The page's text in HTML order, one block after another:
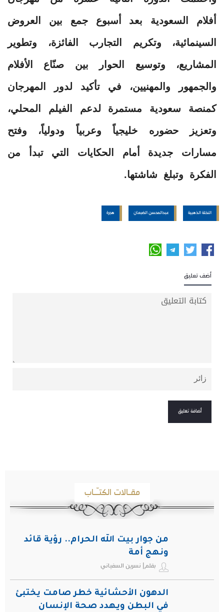
أفلام السعودية بعد أسبوع جمع بين العروض
السينمائية، وتكريم التجارب الفائزة، وتطوير
المشاريع، وتوسيع الحوار بين صنّاع الأفلام
والجمهور والمهنيين، في تأكيد لدور المهرجان
كمنصة سعودية مستمرة لدعم الفيلم المحلي،
وتعزيز حضوره خليجياً وعربياً ودولياً، وفتح
مسارات جديدة أمام الحكايات التي تبدأ من
الفكرة وتبلغ شاشتها.
النخلة الذهبية عبدالمحسن الضبعان هجرة
أضف تعليق
مقـالات الكتـّـاب
من جوار بيت الله الحرام.. رؤية قائد
ونهج أمة
بقلم| نسرين السفياني
الدهون الأحشائية خطر صامت يختبئ
في البطن ويهدد صحة الإنسان